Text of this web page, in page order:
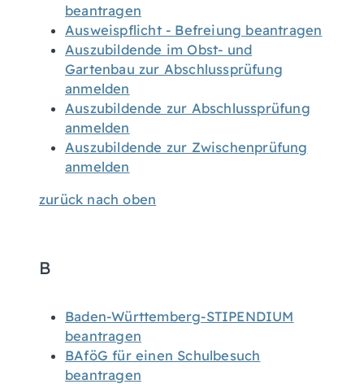
beantragen
Ausweispflicht - Befreiung beantragen
Auszubildende im Obst- und
Gartenbau zur Abschlussprüfung
anmelden
Auszubildende zur Abschlussprüfung
anmelden
Auszubildende zur Zwischenprüfung
anmelden
zurück nach oben
B
Baden-Württemberg-STIPENDIUM
beantragen
BAföG für einen Schulbesuch
beantragen